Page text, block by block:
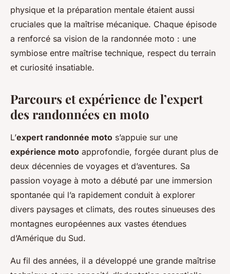
physique et la préparation mentale étaient aussi
cruciales que la maîtrise mécanique. Chaque épisode
a renforcé sa vision de la randonnée moto : une
symbiose entre maîtrise technique, respect du terrain
et curiosité insatiable.
Parcours et expérience de l’expert
des randonnées en moto
L’expert randonnée moto s’appuie sur une
expérience moto approfondie, forgée durant plus de
deux décennies de voyages et d’aventures. Sa
passion voyage à moto a débuté par une immersion
spontanée qui l’a rapidement conduit à explorer
divers paysages et climats, des routes sinueuses des
montagnes européennes aux vastes étendues
d’Amérique du Sud.
Au fil des années, il a développé une grande maîtrise